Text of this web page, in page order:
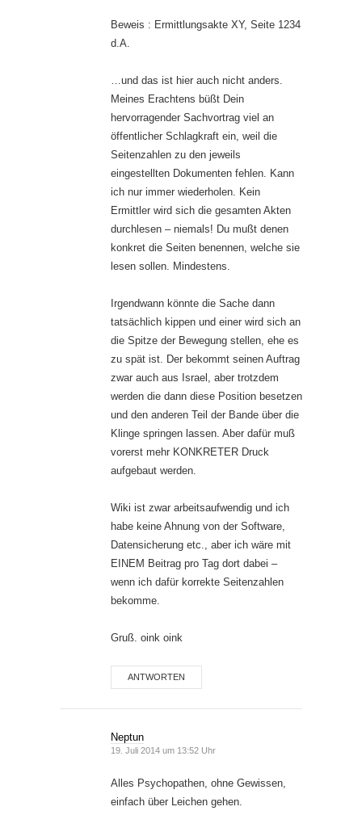
Beweis : Ermittlungsakte XY, Seite 1234
d.A.
…und das ist hier auch nicht anders.
Meines Erachtens büßt Dein
hervorragender Sachvortrag viel an
öffentlicher Schlagkraft ein, weil die
Seitenzahlen zu den jeweils
eingestellten Dokumenten fehlen. Kann
ich nur immer wiederholen. Kein
Ermittler wird sich die gesamten Akten
durchlesen – niemals! Du mußt denen
konkret die Seiten benennen, welche sie
lesen sollen. Mindestens.
Irgendwann könnte die Sache dann
tatsächlich kippen und einer wird sich an
die Spitze der Bewegung stellen, ehe es
zu spät ist. Der bekommt seinen Auftrag
zwar auch aus Israel, aber trotzdem
werden die dann diese Position besetzen
und den anderen Teil der Bande über die
Klinge springen lassen. Aber dafür muß
vorerst mehr KONKRETER Druck
aufgebaut werden.
Wiki ist zwar arbeitsaufwendig und ich
habe keine Ahnung von der Software,
Datensicherung etc., aber ich wäre mit
EINEM Beitrag pro Tag dort dabei –
wenn ich dafür korrekte Seitenzahlen
bekomme.
Gruß. oink oink
ANTWORTEN
Neptun
19. Juli 2014 um 13:52 Uhr
Alles Psychopathen, ohne Gewissen,
einfach über Leichen gehen.